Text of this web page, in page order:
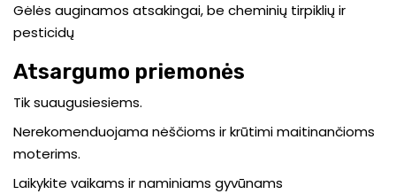
Gėlės auginamos atsakingai, be cheminių tirpiklių ir
pesticidų
Atsargumo priemonės
Tik suaugusiesiems.
Nerekomenduojama nėščioms ir krūtimi maitinančioms
moterims.
Laikykite vaikams ir naminiams gyvūnams